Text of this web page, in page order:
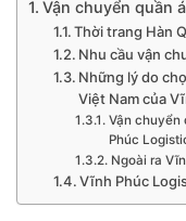
Vận chuyển quần
Thời trang Hàn
Nhu cầu vận
Những lý do
Việt Nam của
Vận chuyển
Phúc
Ngoài ra
Vĩnh Phúc